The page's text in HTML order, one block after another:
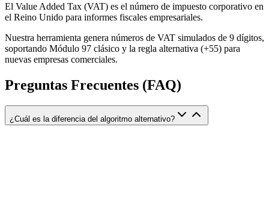
El Value Added Tax (VAT) es el número de impuesto corporativo en
el Reino Unido para informes fiscales empresariales.
Nuestra herramienta genera números de VAT simulados de 9 dígitos,
soportando Módulo 97 clásico y la regla alternativa (+55) para
nuevas empresas comerciales.
Preguntas Frecuentes (FAQ)
¿Cuál es la diferencia del algoritmo alternativo?